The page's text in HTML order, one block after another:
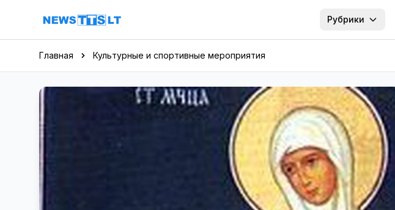
Перейти к содержимому
Рубрики
Главная Культурные и спортивные мероприятия